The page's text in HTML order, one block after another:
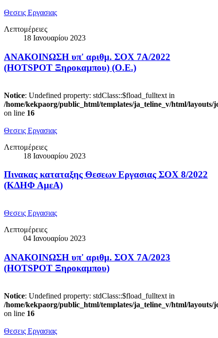
Θεσεις Εργασιας
Λεπτομέρειες
18 Ιανουαρίου 2023
ΑΝΑΚΟΙΝΩΣΗ υπ' αριθμ. ΣΟΧ 7Α/2022
(HOTSPOT Ξηροκαμπου) (Ο.Ε.)
Notice: Undefined property: stdClass::$fload_fulltext in
/home/kekpaorg/public_html/templates/ja_teline_v/html/
on line 16
Θεσεις Εργασιας
Λεπτομέρειες
18 Ιανουαρίου 2023
Πινακας καταταξης Θεσεων Εργασιας ΣΟΧ 8/2022
(ΚΔΗΦ ΑμεΑ)
Θεσεις Εργασιας
Λεπτομέρειες
04 Ιανουαρίου 2023
ΑΝΑΚΟΙΝΩΣΗ υπ' αριθμ. ΣΟΧ 7Α/2023
(HOTSPOT Ξηροκαμπου)
Notice: Undefined property: stdClass::$fload_fulltext in
/home/kekpaorg/public_html/templates/ja_teline_v/html/
on line 16
Θεσεις Εργασιας